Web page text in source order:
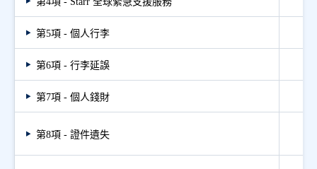
第5項 - 個人行李
第6項 - 行李延誤
第7項 - 個人錢財
第8項 - 證件遺失